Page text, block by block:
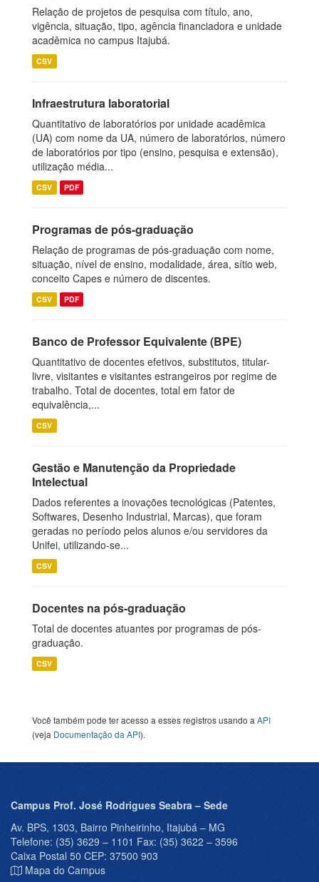
Relação de projetos de pesquisa com título, ano,
vigência, situação, tipo, agência financiadora e unidade
acadêmica no campus Itajubá.
CSV
Infraestrutura laboratorial
Quantitativo de laboratórios por unidade acadêmica
(UA) com nome da UA, número de laboratórios, número
de laboratórios por tipo (ensino, pesquisa e extensão),
utilização média...
CSV PDF
Programas de pós-graduação
Relação de programas de pós-graduação com nome,
situação, nível de ensino, modalidade, área, sítio web,
conceito Capes e número de discentes.
CSV PDF
Banco de Professor Equivalente (BPE)
Quantitativo de docentes efetivos, substitutos, titular-
livre, visitantes e visitantes estrangeiros por regime de
trabalho. Total de docentes, total em fator de
equivalência,...
CSV
Gestão e Manutenção da Propriedade
Intelectual
Dados referentes a inovações tecnológicas (Patentes,
Softwares, Desenho Industrial, Marcas), que foram
geradas no período pelos alunos e/ou servidores da
Unifei, utilizando-se...
CSV
Docentes na pós-graduação
Total de docentes atuantes por programas de pós-
graduação.
CSV
Você também pode ter acesso a esses registros usando a API
(veja Documentação da API).
Campus Prof. José Rodrigues Seabra – Sede
Av. BPS, 1303, Bairro Pinheirinho, Itajubá – MG
Telefone: (35) 3629 – 1101 Fax: (35) 3622 – 3596
Caixa Postal 50 CEP: 37500 903
Mapa do Campus